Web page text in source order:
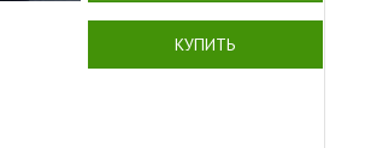
КУПИТЬ